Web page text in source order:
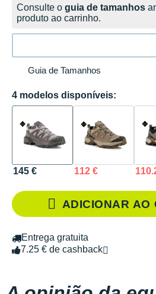
Consulte o guia de tamanhos
produto ao carrinho.
Guia de Tamanhos
4 modelos disponíveis:
145 € 112 €
ADICIONAR AO
Entrega gratuita
7.25 € de cashback